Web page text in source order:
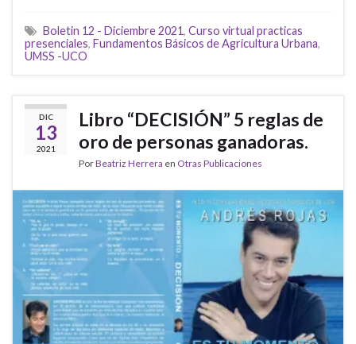
Boletin 12 - Diciembre 2021, Curso virtual practicas
presenciales, Fundamentos Básicos de Agricultura Urbana,
UMSS -UCO
DIC
13
2021
Libro “DECISIÓN” 5 reglas de
oro de personas ganadoras.
PorBeatriz Herrera en Otras Publicaciones